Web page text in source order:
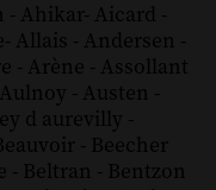
- Ahikar- Aicard -
- Allais - Andersen -
- Arène - Assollant
Aulnoy - Austen -
d aurevilly -
- Beecher
- Beltran - Bentzon